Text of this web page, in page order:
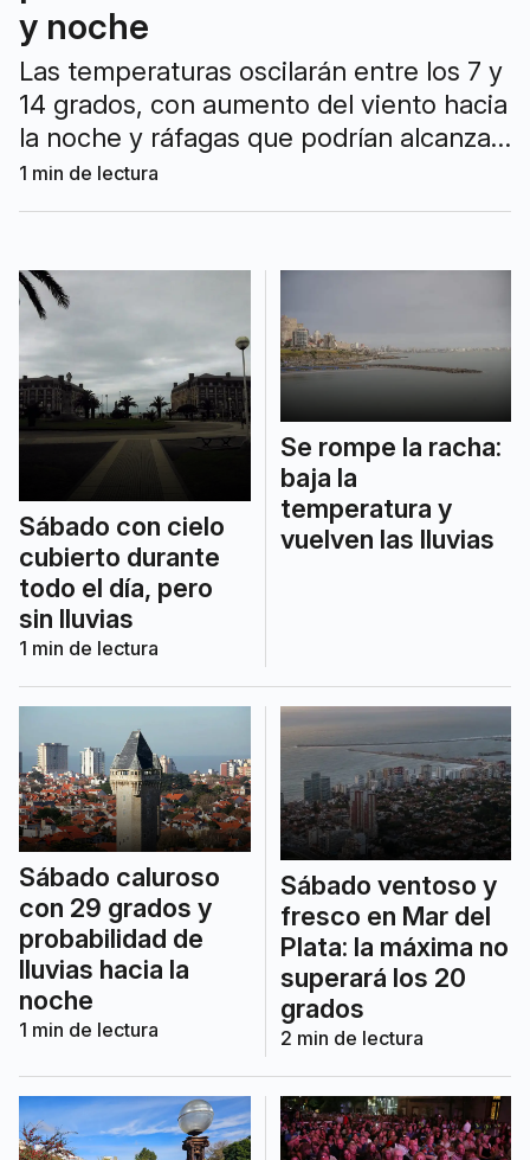
y noche
Las temperaturas oscilarán entre los 7 y
14 grados, con aumento del viento hacia
la noche y ráfagas que podrían alcanzar
los 59 km/h.
1 min de lectura
Sábado con cielo
cubierto durante
todo el día, pero
sin lluvias
1 min de lectura
Se rompe la racha:
baja la
temperatura y
vuelven las lluvias
Sábado caluroso
con 29 grados y
probabilidad de
lluvias hacia la
noche
1 min de lectura
Sábado ventoso y
fresco en Mar del
Plata: la máxima no
superará los 20
grados
2 min de lectura